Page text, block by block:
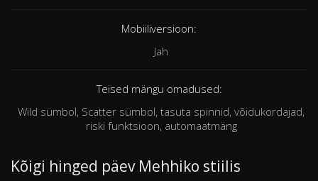
Mobiiliversioon:
Jah
Teised mängu omadused:
Wild sümbol, Scatter sümbol, tasuta spinnid, võidukordajad,
riski funktsioon, automaatmäng
Kõigi hinged päev Mehhiko stiilis